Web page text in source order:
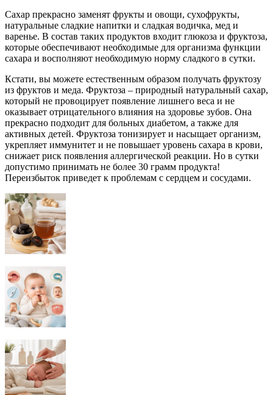
Сахар прекрасно заменят фрукты и овощи, сухофрукты,
натуральные сладкие напитки и сладкая водичка, мед и
варенье. В состав таких продуктов входит глюкоза и фруктоза,
которые обеспечивают необходимые для организма функции
сахара и восполняют необходимую норму сладкого в сутки.
Кстати, вы можете естественным образом получать фруктозу
из фруктов и меда. Фруктоза – природный натуральный сахар,
который не провоцирует появление лишнего веса и не
оказывает отрицательного влияния на здоровье зубов. Она
прекрасно подходит для больных диабетом, а также для
активных детей. Фруктоза тонизирует и насыщает организм,
укрепляет иммунитет и не повышает уровень сахара в крови,
снижает риск появления аллергической реакции. Но в сутки
допустимо принимать не более 30 грамм продукта!
Переизбыток приведет к проблемам с сердцем и сосудами.